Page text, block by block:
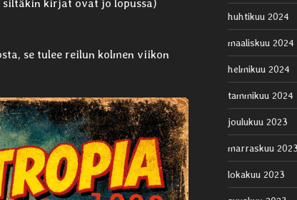
kirjat ovat jo lopussa)
se tulee reilun kolmen viikon
huhtikuu 2024
maaliskuu 2024
helmikuu 2024
tammikuu 2024
joulukuu 2023
marraskuu
lokakuu 2023